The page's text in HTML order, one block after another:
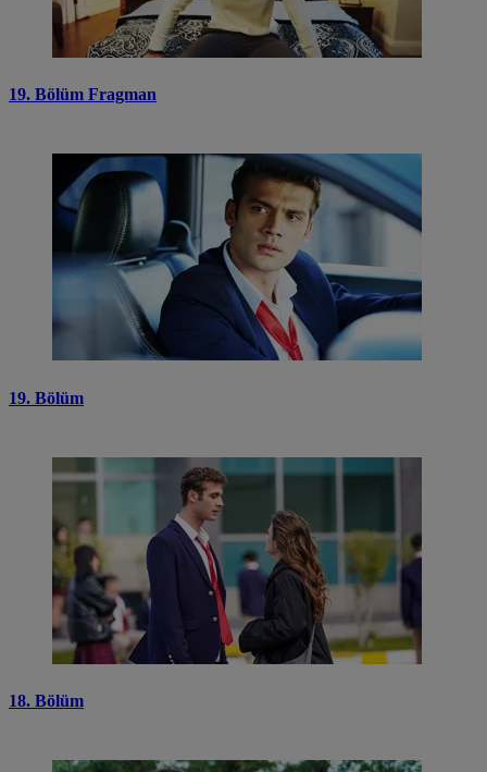
19. Bölüm Fragman
19. Bölüm
18. Bölüm